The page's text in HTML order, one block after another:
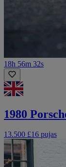
18h 56m 32s
1980
13.500 £16 pujas